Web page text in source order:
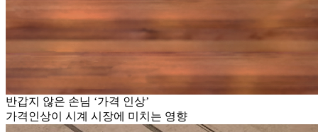
반갑지 않은 손님 ‘가격 인상’
가격인상이 시계 시장에 미치는 영향